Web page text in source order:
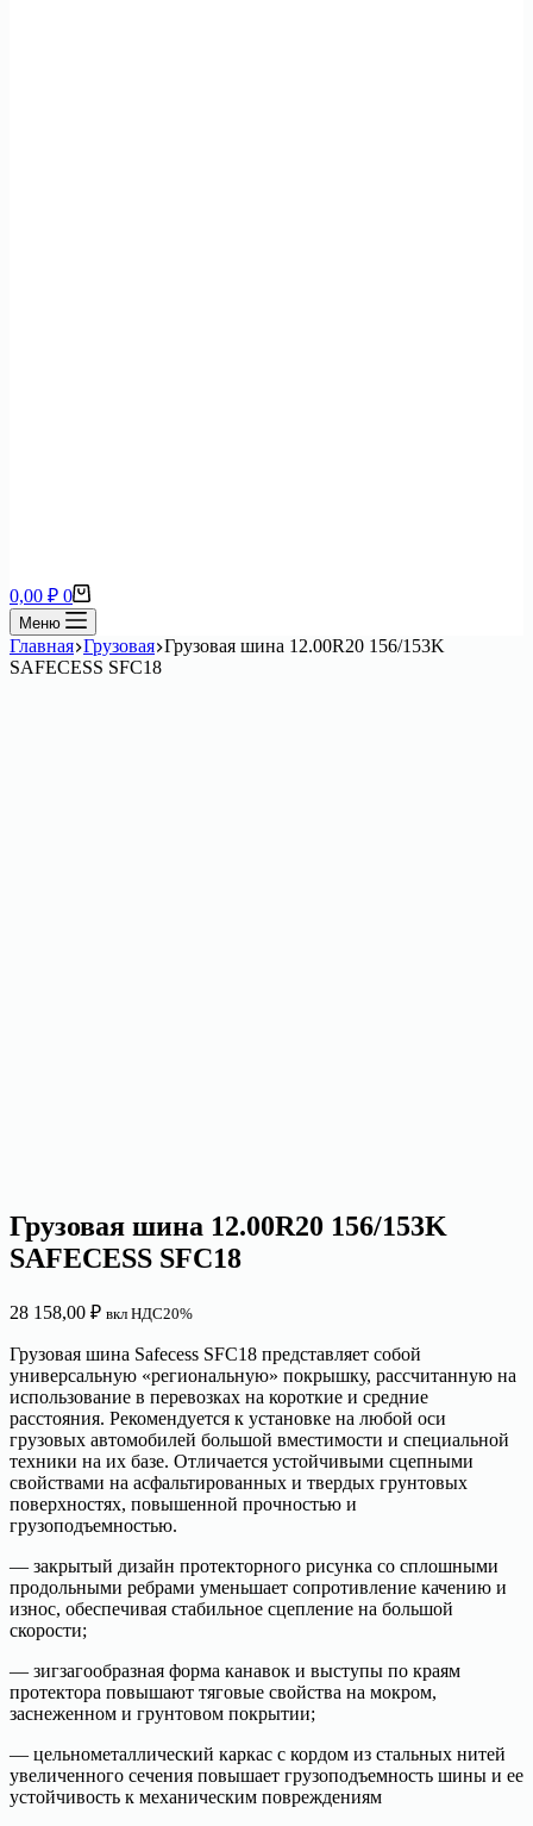
Корзина
0,00 ₽ 0
Меню
Главная Грузовая Грузовая шина 12.00R20 156/153K
SAFECESS SFC18
Грузовая шина 12.00R20 156/153K
SAFECESS SFC18
28 158,00 ₽ вкл НДС20%
Грузовая шина Safecess SFC18 представляет собой
универсальную «региональную» покрышку, рассчитанную на
использование в перевозках на короткие и средние
расстояния. Рекомендуется к установке на любой оси
грузовых автомобилей большой вместимости и специальной
техники на их базе. Отличается устойчивыми сцепными
свойствами на асфальтированных и твердых грунтовых
поверхностях, повышенной прочностью и
грузоподъемностью.
— закрытый дизайн протекторного рисунка со сплошными
продольными ребрами уменьшает сопротивление качению и
износ, обеспечивая стабильное сцепление на большой
скорости;
— зигзагообразная форма канавок и выступы по краям
протектора повышают тяговые свойства на мокром,
заснеженном и грунтовом покрытии;
— цельнометаллический каркас с кордом из стальных нитей
увеличенного сечения повышает грузоподъемность шины и ее
устойчивость к механическим повреждениям